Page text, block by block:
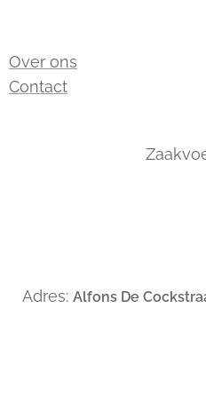
Over ons
Contact
Adres: Alfons De